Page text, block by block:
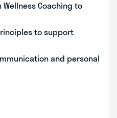
Coaching to
to support
and personal